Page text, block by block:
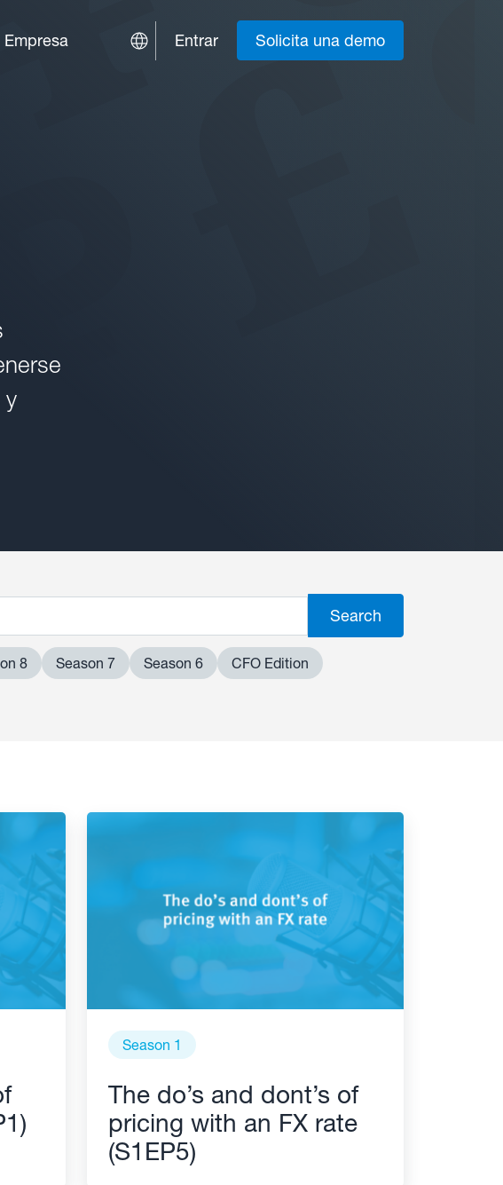
Empresa Entrar Solicita una demo
y
8 Season 7 Season 6
CFO Edition
Season 1
The do’s and dont’s of
pricing with an FX rate
(S1EP5)